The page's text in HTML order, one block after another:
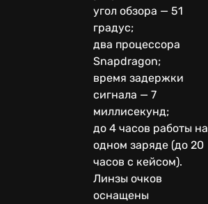
угол обзора — 51
градус;
два процессора
Snapdragon;
время задержки
сигнала — 7
миллисекунд;
до 4 часов работы на
одном заряде (до 20
часов с кейсом).
Линзы очков
оснащены